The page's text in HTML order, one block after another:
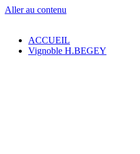
Aller au contenu
ACCUEIL
Vignoble H.BEGEY